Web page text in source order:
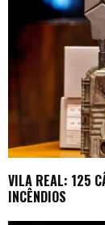
VILA REAL: 125
INCÊNDIOS